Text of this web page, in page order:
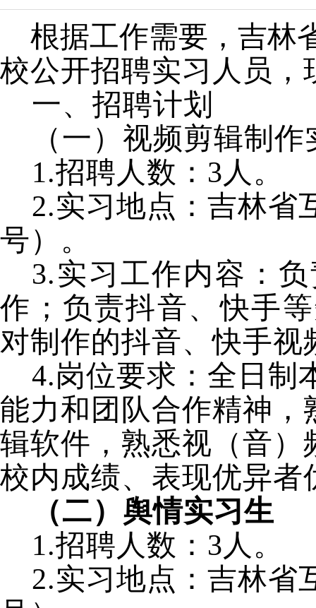
根据工作需要，吉林
校公开招聘实习人员
一、招聘计划
（一）视频剪辑制
1.招聘人数：3人。
2.实习地点：吉林省
号）。
3.实习工作内容：
作；负责抖音、快手
对制作的抖音、快手
4.岗位要求：全日制
能力和团队合作精神，
辑软件，熟悉视（音
校内成绩、表现优异者
（二）舆情实习生
1.招聘人数：3人。
2.实习地点：吉林省